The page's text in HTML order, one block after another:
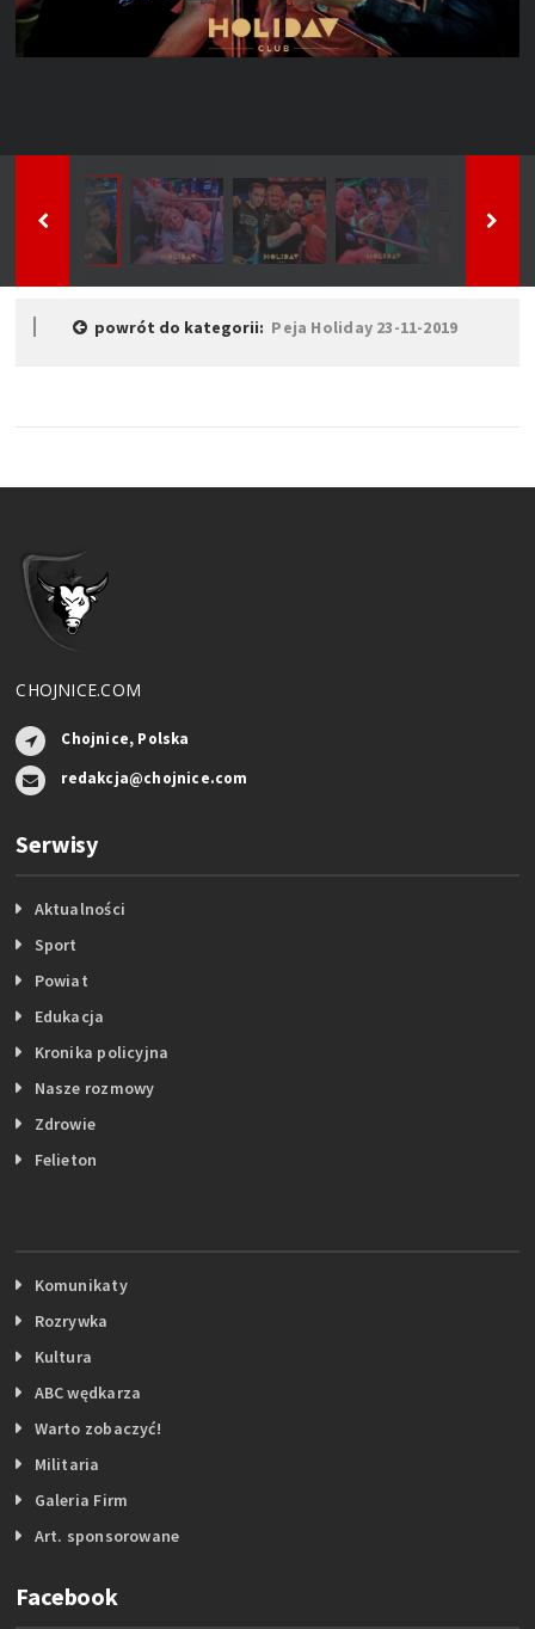
powrót do kategorii: Peja Holiday 23-11-2019
CHOJNICE.COM
Chojnice, Polska
redakcja@chojnice.com
Serwisy
Aktualności
Sport
Powiat
Edukacja
Kronika policyjna
Nasze rozmowy
Zdrowie
Felieton
Komunikaty
Rozrywka
Kultura
ABC wędkarza
Warto zobaczyć!
Militaria
Galeria Firm
Art. sponsorowane
Facebook